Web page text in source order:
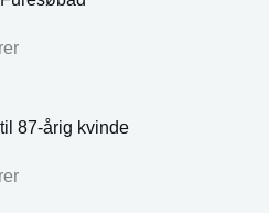
87-årig kvinde